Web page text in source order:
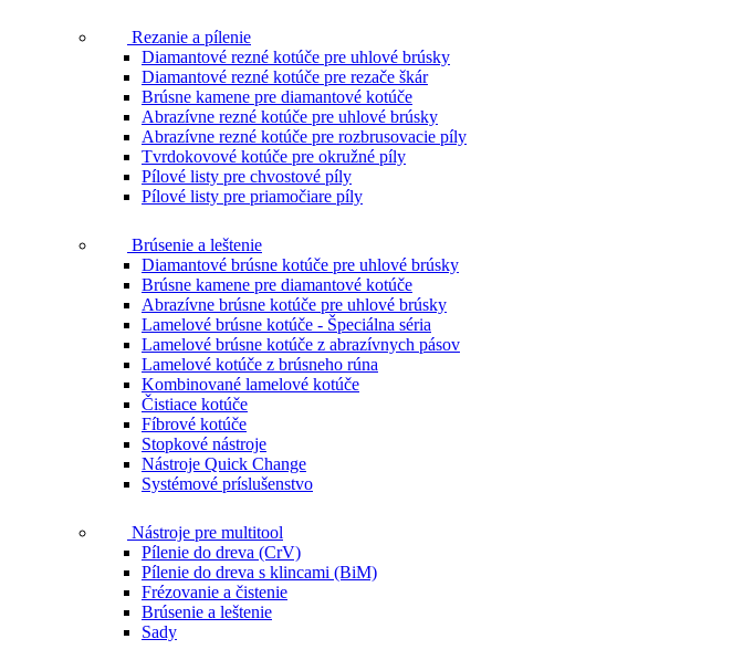
Rezanie a pílenie
Diamantové rezné kotúče pre uhlové brúsky
Diamantové rezné kotúče pre rezače škár
Brúsne kamene pre diamantové kotúče
Abrazívne rezné kotúče pre uhlové brúsky
Abrazívne rezné kotúče pre rozbrusovacie píly
Tvrdokovové kotúče pre okružné píly
Pílové listy pre chvostové píly
Pílové listy pre priamočiare píly
Brúsenie a leštenie
Diamantové brúsne kotúče pre uhlové brúsky
Brúsne kamene pre diamantové kotúče
Abrazívne brúsne kotúče pre uhlové brúsky
Lamelové brúsne kotúče - Špeciálna séria
Lamelové brúsne kotúče z abrazívnych pásov
Lamelové kotúče z brúsneho rúna
Kombinované lamelové kotúče
Čistiace kotúče
Fíbrové kotúče
Stopkové nástroje
Nástroje Quick Change
Systémové príslušenstvo
Nástroje pre multitool
Pílenie do dreva (CrV)
Pílenie do dreva s klincami (BiM)
Frézovanie a čistenie
Brúsenie a leštenie
Sady